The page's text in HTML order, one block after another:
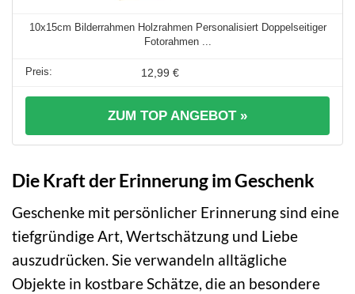
10x15cm Bilderrahmen Holzrahmen Personalisiert Doppelseitiger
Fotorahmen ...
12,99 €
ZUM TOP ANGEBOT »
Die Kraft der Erinnerung im Geschenk
Geschenke mit persönlicher Erinnerung sind eine
tiefgründige Art, Wertschätzung und Liebe
auszudrücken. Sie verwandeln alltägliche
Objekte in kostbare Schätze, die an besondere